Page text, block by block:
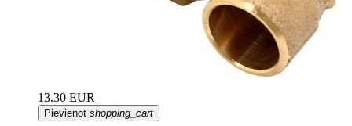
13.30 EUR
Pievienot shopping_cart